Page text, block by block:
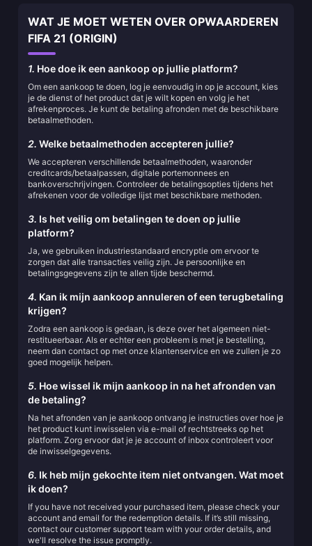
WAT JE MOET WETEN OVER OPWAARDEREN
FIFA 21 (ORIGIN)
1. Hoe doe ik een aankoop op jullie platform?
Om een aankoop te doen, log je eenvoudig in op je account, kies
je de dienst of het product dat je wilt kopen en volg je het
afrekenproces. Je kunt de betaling afronden met de beschikbare
betaalmethoden.
2. Welke betaalmethoden accepteren jullie?
We accepteren verschillende betaalmethoden, waaronder
creditcards/betaalpassen, digitale portemonnees en
bankoverschrijvingen. Controleer de betalingsopties tijdens het
afrekenen voor de volledige lijst met beschikbare methoden.
3. Is het veilig om betalingen te doen op jullie
platform?
Ja, we gebruiken industriestandaard encryptie om ervoor te
zorgen dat alle transacties veilig zijn. Je persoonlijke en
betalingsgegevens zijn te allen tijde beschermd.
4. Kan ik mijn aankoop annuleren of een terugbetaling
krijgen?
Zodra een aankoop is gedaan, is deze over het algemeen niet-
restitueerbaar. Als er echter een probleem is met je bestelling,
neem dan contact op met onze klantenservice en we zullen je zo
goed mogelijk helpen.
5. Hoe wissel ik mijn aankoop in na het afronden van
de betaling?
Na het afronden van je aankoop ontvang je instructies over hoe je
het product kunt inwisselen via e-mail of rechtstreeks op het
platform. Zorg ervoor dat je je account of inbox controleert voor
de inwisselgegevens.
6. Ik heb mijn gekochte item niet ontvangen. Wat moet
ik doen?
If you have not received your purchased item, please check your
account and email for the redemption details. If it’s still missing,
contact our customer support team with your order details, and
we'll resolve the issue promptly.